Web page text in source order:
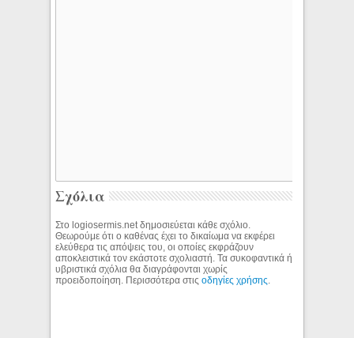
Σχόλια
Στο logiosermis.net δημοσιεύεται κάθε σχόλιο.
Θεωρούμε ότι ο καθένας έχει το δικαίωμα να εκφέρει
ελεύθερα τις απόψεις του, οι οποίες εκφράζουν
αποκλειστικά τον εκάστοτε σχολιαστή. Τα συκοφαντικά ή
υβριστικά σχόλια θα διαγράφονται χωρίς
προειδοποίηση. Περισσότερα στιςοδηγίες χρήσης.